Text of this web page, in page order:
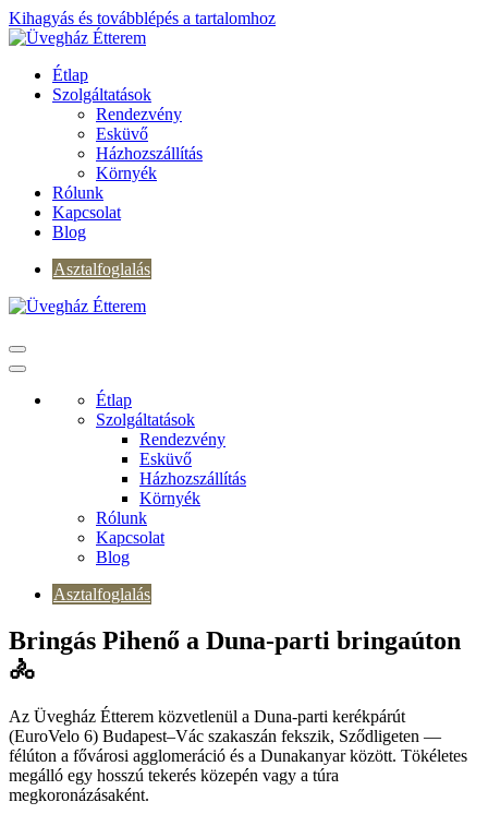
Kihagyás és továbblépés a tartalomhoz
Étlap
Szolgáltatások
Rendezvény
Esküvő
Házhozszállítás
Környék
Rólunk
Kapcsolat
Blog
Asztalfoglalás
Étlap
Szolgáltatások
Rendezvény
Esküvő
Házhozszállítás
Környék
Rólunk
Kapcsolat
Blog
Asztalfoglalás
Bringás Pihenő a Duna-parti bringaúton
🚴
Az Üvegház Étterem közvetlenül a Duna-parti kerékpárút
(EuroVelo 6) Budapest–Vác szakaszán fekszik, Sződligeten —
félúton a fővárosi agglomeráció és a Dunakanyar között. Tökéletes
megálló egy hosszú tekerés közepén vagy a túra
megkoronázásaként.